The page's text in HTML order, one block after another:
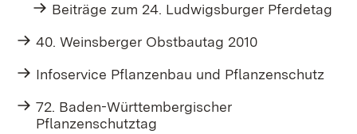
Beiträge zum 24. Ludwigsburger Pferdetag
40. Weinsberger Obstbautag 2010
Infoservice Pflanzenbau und Pflanzenschutz
72. Baden-Württembergischer
Pflanzenschutztag